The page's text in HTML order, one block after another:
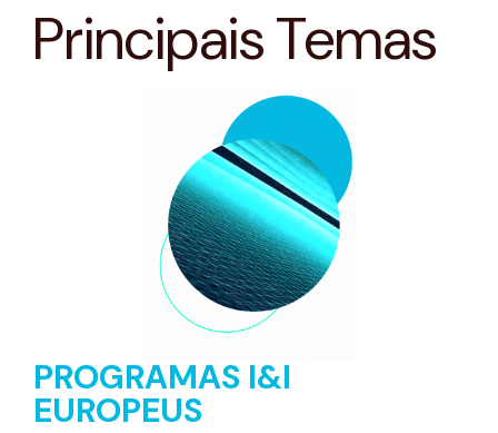
Principais Temas
PROGRAMAS I&I
EUROPEUS